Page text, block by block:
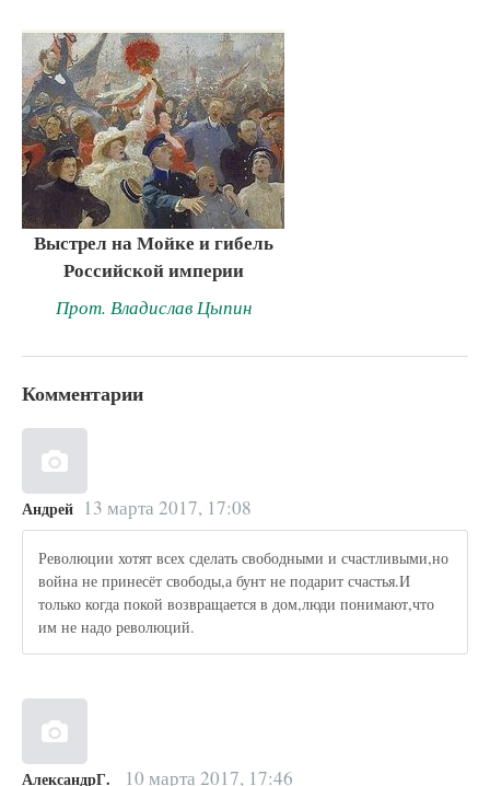
Выстрел на Мойке и гибель
Российской империи
Прот. Владислав Цыпин
Комментарии
Андрей 13 марта 2017, 17:08
Революции хотят всех сделать свободными и счастливыми,но
война не принесёт свободы,а бунт не подарит счастья.И
только когда покой возвращается в дом,люди понимают,что
им не надо революций.
АлександрГ. 10 марта 2017, 17:46